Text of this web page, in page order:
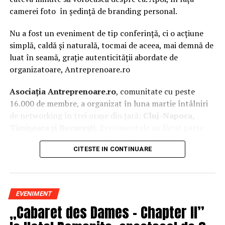
camerei foto în ședință de branding personal.
Nu a fost un eveniment de tip conferință, ci o acțiune
simplă, caldă și naturală, tocmai de aceea, mai demnă de
luat în seamă, grație autenticității abordate de
organizatoare, Antreprenoare.ro
Asociația Antreprenoare.ro, comunitate cu peste
16.000 de membre, a organizat în luna martie întâlniri
de networking în trei orașe din țară:
Cluj-Napoca,
campania națională„Aleg să fiu vizibilă„, o
inițiativă care combină sesiuni de fotografie de brand
prezentă, cu numele tău și cu afacerea ta, în spațiul
public.
La Cluj-Napoca, sesiunile foto au fost susținute de doi
fotografi profesioniști:Valentina Mihalache
CITESTE IN CONTINUARE
EVENIMENT
„Cabaret des Dames – Chapter II”